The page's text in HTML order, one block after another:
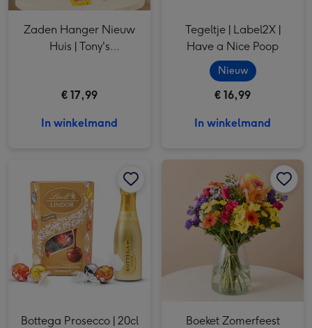
Zaden Hanger Nieuw
Huis | Tony's
€ 17,99
In winkelmand
Tegeltje | Label2X |
Have a Nice Poop
Nieuw
€ 16,99
In winkelmand
Bottega Prosecco | 20cl | Lindt LINDOR | 200gr afbeelding 2
Bottega Prosecco | 20cl
Boeket Zomerfeest